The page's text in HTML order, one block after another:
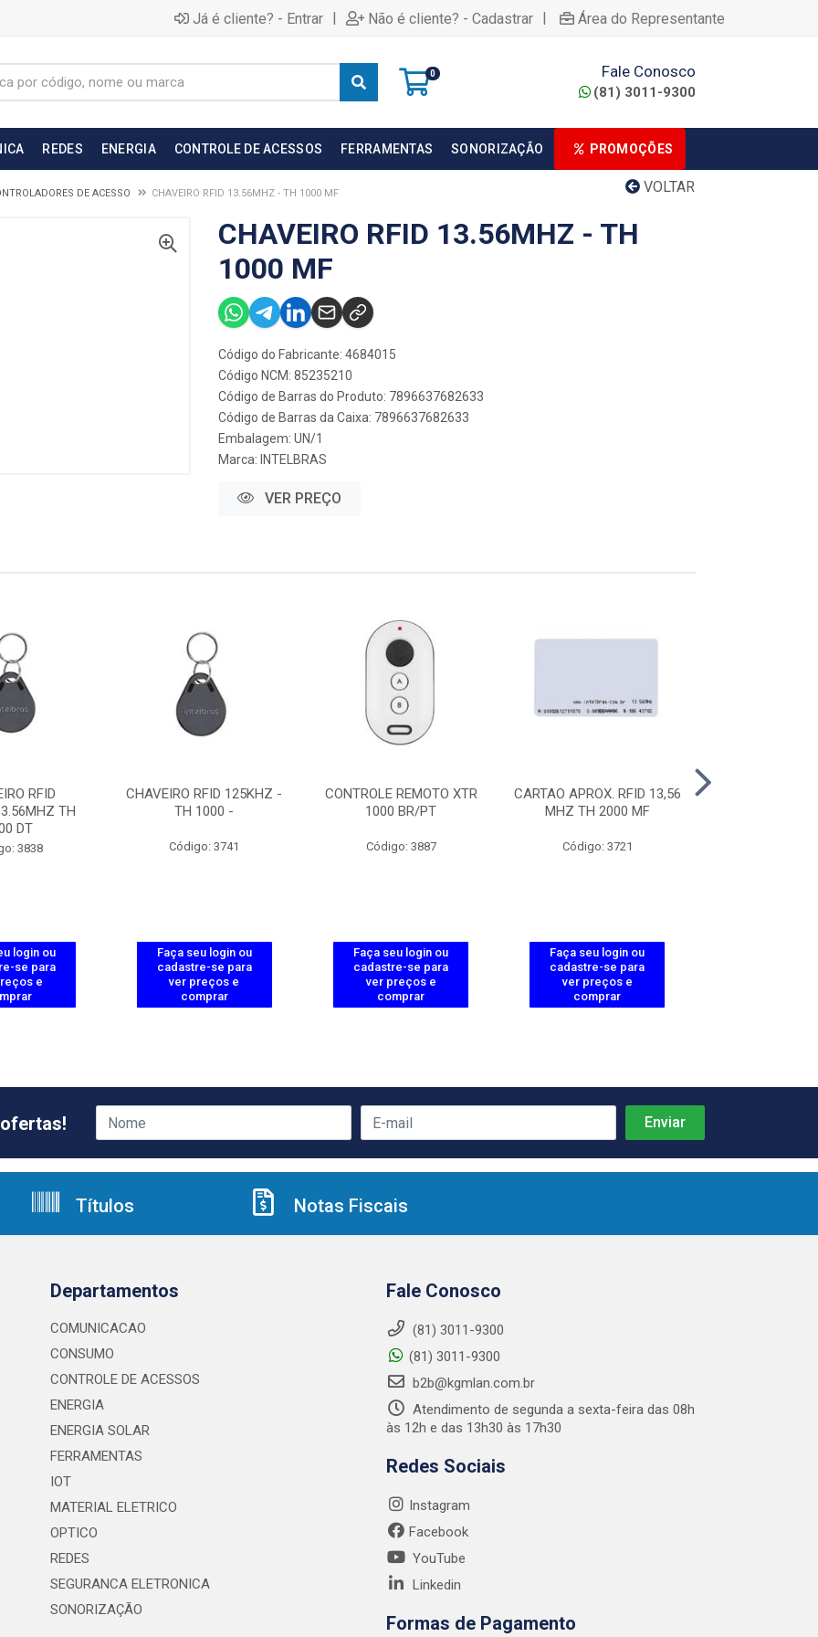
Já é cliente? - Entrar | Não é cliente? - Cadastrar | Área do Representante
0 Fale Conosco
(81) 3011-9300
REDES ENERGIA CONTROLE DE ACESSOS FERRAMENTAS SONORIZAÇÃO PROMOÇÕES
VOLTAR
DE ACESSO CHAVEIRO RFID 13.56MHZ - TH 1000 MF
CHAVEIRO RFID 13.56MHZ - TH
1000 MF
Código do Fabricante: 4684015
Código NCM: 85235210
Código de Barras do Produto: 7896637682633
Código de Barras da Caixa: 7896637682633
Embalagem: UN/1
Marca: INTELBRAS
VER PREÇO
RFID
TH
DT
3838
login ou
se para
e
CHAVEIRO RFID 125KHZ -
TH 1000 -
Código: 3741
Faça seu login ou
cadastre-se para
ver preços e
comprar
CONTROLE REMOTO XTR
1000 BR/PT
Código: 3887
Faça seu login ou
cadastre-se para
ver preços e
comprar
CARTAO APROX. RFID 13,56
MHZ TH 2000 MF
Código: 3721
Faça seu login ou
cadastre-se para
ver preços e
comprar
Títulos Notas Fiscais
Departamentos
COMUNICACAO
CONSUMO
CONTROLE DE ACESSOS
ENERGIA
ENERGIA SOLAR
FERRAMENTAS
IOT
MATERIAL ELETRICO
OPTICO
REDES
SEGURANCA ELETRONICA
SONORIZAÇÃO
Fale Conosco
(81) 3011-9300
(81) 3011-9300
b2b@kgmlan.com.br
Atendimento de segunda a sexta-feira das 08h
às 12h e das 13h30 às 17h30
Redes Sociais
Instagram
Facebook
YouTube
Linkedin
Formas de Pagamento